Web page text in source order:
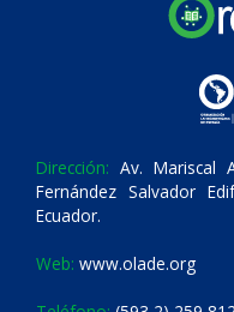
Dirección: Av. Mariscal
Fernández Salvador
Ecuador.
Web: www.olade.org